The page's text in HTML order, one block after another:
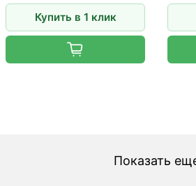
Купить в 1 клик
Показать